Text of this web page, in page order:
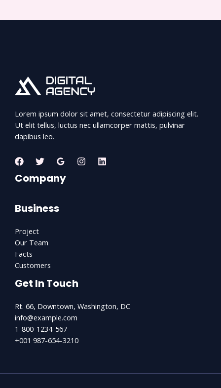
Lorem ipsum dolor sit amet, consectetur adipiscing elit.
Ut elit tellus, luctus nec ullamcorper mattis, pulvinar
dapibus leo.
Company
Business
Project
Our Team
Facts
Customers
Get In Touch
Rt. 66, Downtown, Washington, DC
info@example.com​
1-800-1234-567
+001 987-654-3210